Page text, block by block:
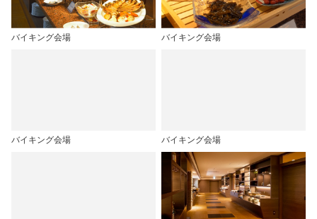
バイキング会場 バイキング会場
バイキング会場 バイキング会場